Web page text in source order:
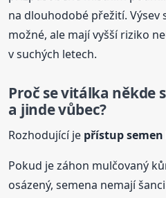
na dlouhodobé přežití. Výsev
možné, ale mají vyšší riziko
v suchých letech.
Proč se vitálka někde
a jinde vůbec?
Rozhodující je přístup
Pokud je záhon mulčovaný
osázený, semena nemají